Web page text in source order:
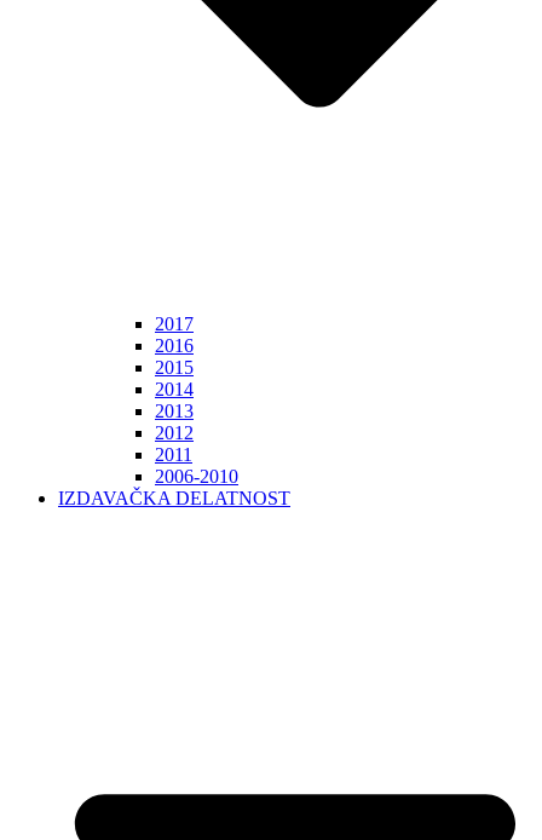
2017
2016
2015
2014
2013
2012
2011
2006-2010
IZDAVAČKA DELATNOST